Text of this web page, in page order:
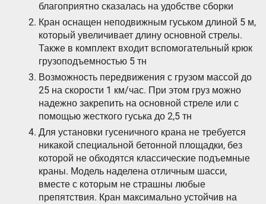
благоприятно сказалась на удобстве сборки
Кран оснащен неподвижным гуськом длиной 5 м,
который увеличивает длину основной стрелы.
Также в комплект входит вспомогательный крюк
грузоподъемностью 5 тн
Возможность передвижения с грузом массой до
25 на скорости 1 км/час. При этом груз можно
надежно закрепить на основной стреле или с
помощью жесткого гуська до 2,5 тн
Для установки гусеничного крана не требуется
никакой специальной бетонной площадки, без
которой не обходятся классические подъемные
краны. Модель наделена отличным шасси,
вместе с которым не страшны любые
препятствия. Кран максимально устойчив на